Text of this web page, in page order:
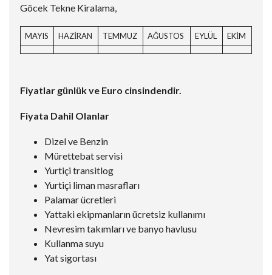
Göcek Tekne Kiralama,
MAYIS HAZİRAN TEMMUZ AĞUSTOS EYLÜL EKİM
Fiyatlar günlük ve Euro cinsindendir.
Fiyata Dahil Olanlar
Dizel ve Benzin
Mürettebat servisi
Yurtiçi transitlog
Yurtiçi liman masrafları
Palamar ücretleri
Yattaki ekipmanların ücretsiz kullanımı
Nevresim takımları ve banyo havlusu
Kullanma suyu
Yat sigortası